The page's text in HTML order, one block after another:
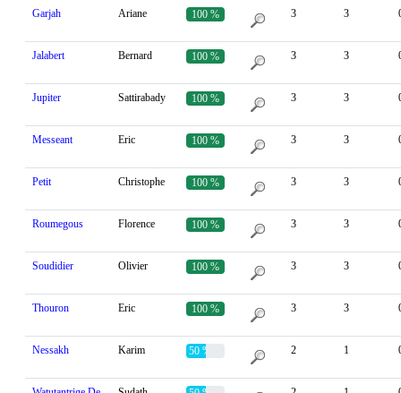
Garjah Ariane 100 % 3 3
Jalabert Bernard 100 % 3 3
Jupiter Sattirabady 100 % 3 3
Messeant Eric 100 % 3 3
Petit Christophe 100 % 3 3
Roumegous Florence 100 % 3 3
Soudidier Olivier 100 % 3 3
Thouron Eric 100 % 3 3
Nessakh Karim 50 % 2 1